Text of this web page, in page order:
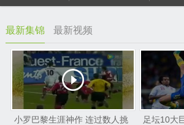
最新集锦 最新视频
小罗巴黎生涯神作 连过数人挑
足坛10大